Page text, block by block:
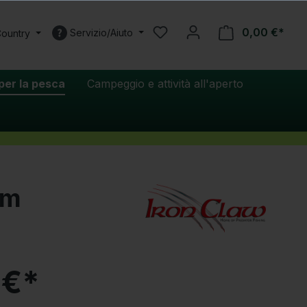
Servizio/Aiuto 0,00 €*
la pesca Campeggio e attività all'aperto